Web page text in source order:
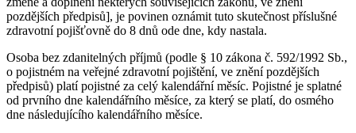
pozdějších předpisů], je povinen oznámit tuto skutečnost příslušné
zdravotní pojišťovně do 8 dnů ode dne, kdy nastala.
Osoba bez zdanitelných příjmů (podle § 10 zákona č. 592/1992 Sb.,
o pojistném na veřejné zdravotní pojištění, ve znění pozdějších
předpisů) platí pojistné za celý kalendářní měsíc. Pojistné je splatné
od prvního dne kalendářního měsíce, za který se platí, do osmého
dne následujícího kalendářního měsíce.